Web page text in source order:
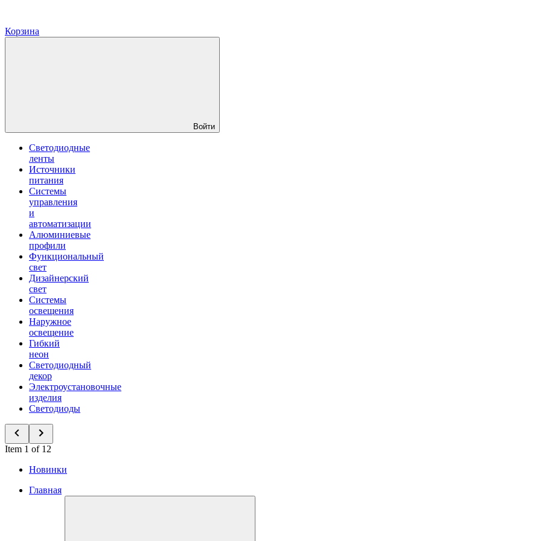
Корзина
Войти
Светодиодные
ленты
Источники
питания
Системы
управления
и
автоматизации
Алюминиевые
профили
Функциональный
свет
Дизайнерский
свет
Системы
освещения
Наружное
освещение
Гибкий
неон
Светодиодный
декор
Электроустановочные
изделия
Светодиоды
Item 1 of 12
Новинки
Главная